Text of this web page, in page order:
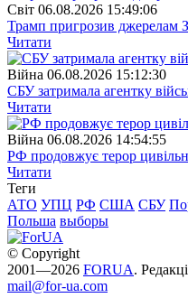
Свiт 06.08.2026 15:49:06
Трамп пригрозив джерелам
Читати
Війна 06.08.2026 15:12:30
СБУ затримала агентку
Читати
Війна 06.08.2026 14:54:55
РФ продовжує терор
Читати
Теги
АТО УПЦ РФ США СБУ
Польша выборы
© Copyright
2001—2026 FORUA.
mail@for-ua.com